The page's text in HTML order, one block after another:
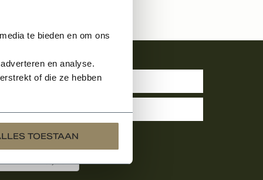
te bieden en om ons
en analyse.
of die ze hebben
TOESTAAN